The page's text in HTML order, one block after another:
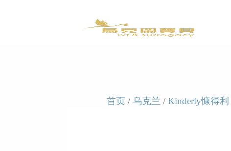
首页 / 乌克兰 / Kinderly慷得利